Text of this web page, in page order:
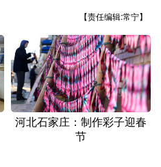
上海 江苏
福建 江西
湖北 湖南
【责任编辑:常宁】
河北石家庄：制作彩子迎春
节